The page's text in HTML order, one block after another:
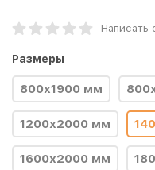
Написать
Размеры
800х1900 мм
1200х2000 мм
1600х2000 мм